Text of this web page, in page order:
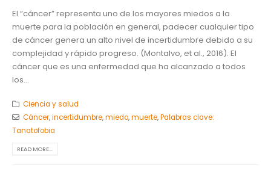
El “cáncer” representa uno de los mayores miedos a la
muerte para la población en general, padecer cualquier tipo
de cáncer genera un alto nivel de incertidumbre debido a su
complejidad y rápido progreso. (Montalvo, et al., 2016). El
cáncer que es una enfermedad que ha alcanzado a todos
los...
Ciencia y salud
Cáncer,incertidumbre,miedo,muerte,Palabras clave:
Tanatofobia
READ MORE...